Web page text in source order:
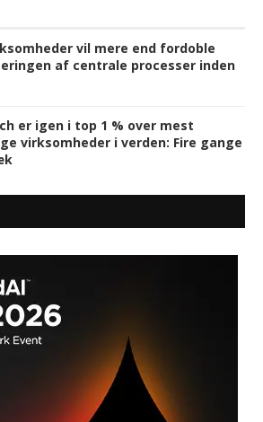
vil mere end fordoble
af centrale processer inden
er igen i top 1 % over mest
virksomheder i verden: Fire gange